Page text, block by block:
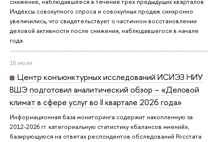
Индексы совокупного спроса и совокупных продаж синхронно
увеличились, что свидетельствует о частичном восстановлении
деловой активности после снижения, наблюдавшегося в начале
года.
16 июля
Центр конъюнктурных исследований ИСИЭЗ НИУ
ВШЭ подготовил аналитический обзор – «Деловой
климат в сфере услуг во II квартале 2026 года»
Информационная база мониторинга содержит накопленную за
2012-2026 гг. категориальную статистику «балансов мнений»,
базирующуюся на ответах респондентов обследований Росстата.